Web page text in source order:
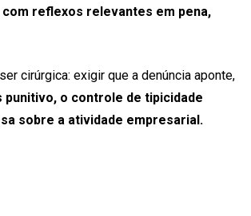
reflexos relevantes em pena,
cirúrgica: exigir que a denúncia aponte,
o controle de tipicidade
sobre a atividade empresarial.